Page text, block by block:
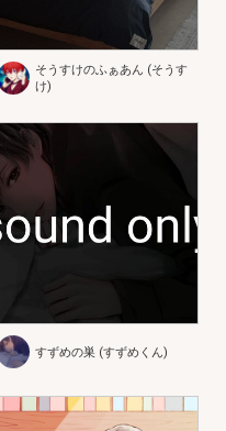
そうすけのふぁあん (そうす
け)
すずめの巣 (すずめくん)